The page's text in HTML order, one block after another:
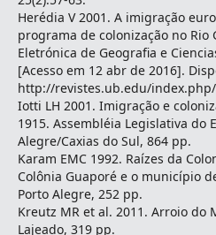
Herédia V 2001. A imigração
programa de colonização no Rio
Eletrónica de Geografia e
[Acesso em 12 abr de 2016].
http://revistes.ub.edu/
Iotti LH 2001. Imigração e
1915. Assembléia Legislativa do
Alegre/Caxias do Sul, 864 pp.
Karam EMC 1992. Raízes da
Colônia Guaporé e o município
Porto Alegre, 252 pp.
Kreutz MR et al. 2011. Arroio do
Lajeado, 319 pp.